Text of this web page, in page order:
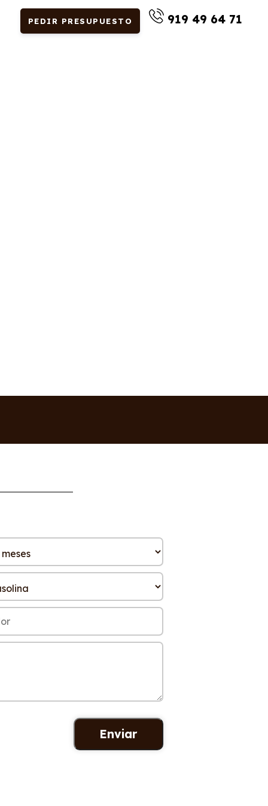
PEDIR PRESUPUESTO 919 49 64 71